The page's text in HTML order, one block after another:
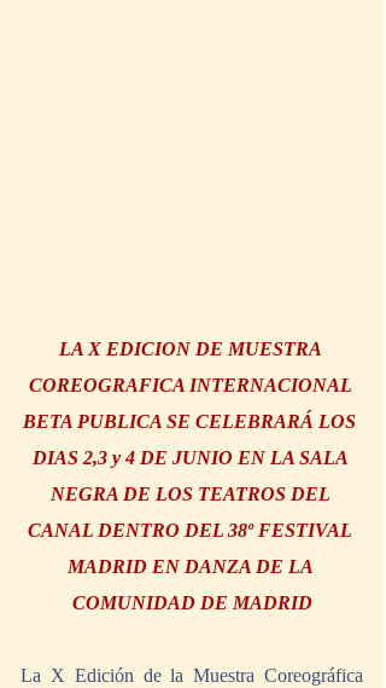
LA X EDICION DE MUESTRA
COREOGRAFICA INTERNACIONAL
BETA PUBLICA SE CELEBRARÁ LOS
DIAS 2,3 y 4 DE JUNIO EN LA SALA
NEGRA DE LOS TEATROS DEL
CANAL DENTRO DEL 38º FESTIVAL
MADRID EN DANZA DE LA
COMUNIDAD DE MADRID
La X Edición de la Muestra Coreográfica